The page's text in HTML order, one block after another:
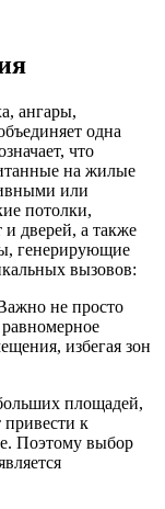
ангары,
одна
что
на жилые
или
потолки,
дверей, а также
генерирующие
вызовов:
не просто
равномерное
избегая зон
площадей,
привести к
Поэтому выбор